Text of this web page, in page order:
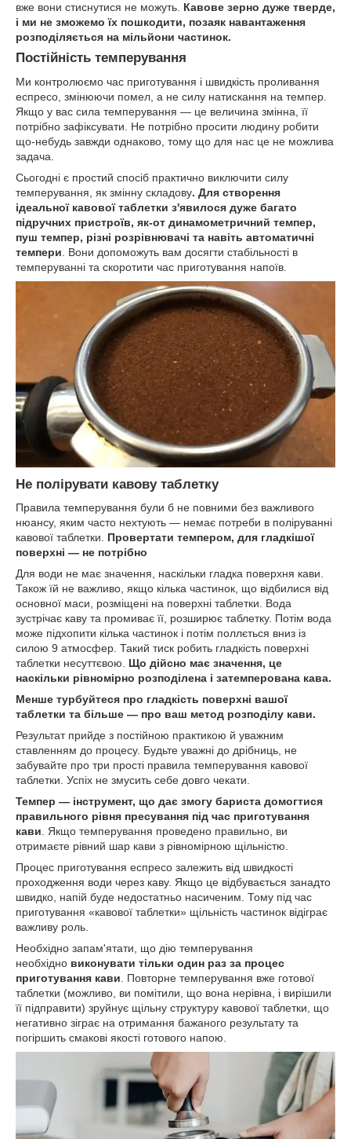
вже вони стиснутися не можуть. Кавове зерно дуже тверде,
і ми не зможемо їх пошкодити, позаяк навантаження
розподіляється на мільйони частинок.
Постійність темперування
Ми контролюємо час приготування і швидкість проливання
еспресо, змінюючи помел, а не силу натискання на темпер.
Якщо у вас сила темперування — це величина змінна, її
потрібно зафіксувати. Не потрібно просити людину робити
що-небудь завжди однаково, тому що для нас це не можлива
задача.
Сьогодні є простий спосіб практично виключити силу
темперування, як змінну складову. Для створення
ідеальної кавової таблетки з'явилося дуже багато
підручних пристроїв, як-от динамометричний темпер,
пуш темпер, різні розрівнювачі та навіть автоматичні
темпери . Вони допоможуть вам досягти стабільності в
темперуванні та скоротити час приготування напоїв.
Не полірувати кавову таблетку
Правила темперування були б не повними без важливого
нюансу, яким часто нехтують — немає потреби в поліруванні
кавової таблетки. Провертати темпером, для гладкішої
поверхні — не потрібно
Для води не має значення, наскільки гладка поверхня кави.
Також їй не важливо, якщо кілька частинок, що відбилися від
основної маси, розміщені на поверхні таблетки. Вода
зустрічає каву та промиває її, розширює таблетку. Потім вода
може підхопити кілька частинок і потім поллється вниз із
силою 9 атмосфер. Такий тиск робить гладкість поверхні
таблетки несуттєвою. Що дійсно має значення, це
наскільки рівномірно розподілена і затемперована кава.
Менше турбуйтеся про гладкість поверхні вашої
таблетки та більше — про ваш метод розподілу кави.
Результат прийде з постійною практикою й уважним
ставленням до процесу. Будьте уважні до дрібниць, не
забувайте про три прості правила темперування кавової
таблетки. Успіх не змусить себе довго чекати.
Темпер — інструмент, що дає змогу бариста домогтися
правильного рівня пресування під час приготування
кави. Якщо темперування проведено правильно, ви
отримаєте рівний шар кави з рівномірною щільністю.
Процес приготування еспресо залежить від швидкості
проходження води через каву. Якщо це відбувається занадто
швидко, напій буде недостатньо насиченим. Тому під час
приготування «кавової таблетки» щільність частинок відіграє
важливу роль.
Необхідно запам'ятати, що дію темперування
необхідно виконувати тільки один раз за процес
приготування кави. Повторне темперування вже готової
таблетки (можливо, ви помітили, що вона нерівна, і вирішили
її підправити) зруйнує щільну структуру кавової таблетки, що
негативно зіграє на отримання бажаного результату та
погіршить смакові якості готового напою.